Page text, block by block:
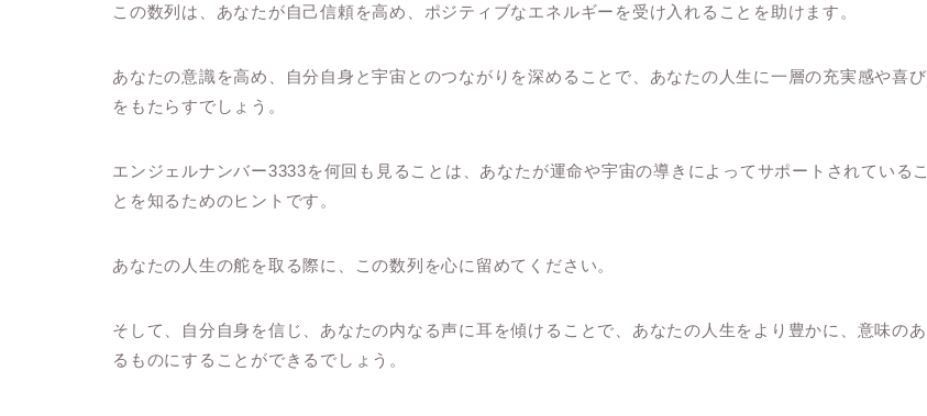
この数列は、あなたが自己信頼を高め、ポジティブなエネルギーを受け入れることを助けます。
あなたの意識を高め、自分自身と宇宙とのつながりを深めることで、あなたの人生に一層の充実感や喜び
をもたらすでしょう。
エンジェルナンバー3333を何回も見ることは、あなたが運命や宇宙の導きによってサポートされているこ
とを知るためのヒントです。
あなたの人生の舵を取る際に、この数列を心に留めてください。
そして、自分自身を信じ、あなたの内なる声に耳を傾けることで、あなたの人生をより豊かに、意味のあ
るものにすることができるでしょう。